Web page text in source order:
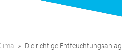
Die richtige